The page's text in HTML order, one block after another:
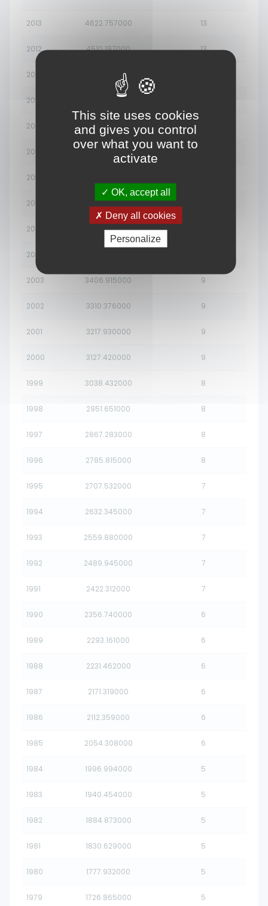
2013 4622.757000 13
2012 4510.197000 13
2011 4394.842000
2010
2009 4145.400000
2008
2007
2006 3745.143000
2005 3622.775000
2004
2003 3406.915000 9
2002 3310.376000 9
2001 3217.930000 9
2000 3127.420000 9
1999 3038.432000 8
1998 2951.651000 8
1997 2867.283000 8
1996 2785.815000 8
1995 2707.532000 7
1994 2632.345000 7
1993 2559.880000 7
1992 2489.945000 7
1991 2422.312000 7
1990 2356.740000 6
1989 2293.161000 6
1988 2231.462000 6
1987 2171.319000 6
1986 2112.359000 6
1985 2054.308000 6
1984 1996.994000 5
1983 1940.454000 5
1982 1884.873000 5
1981 1830.629000 5
1980 1777.932000 5
1979 1726.865000 5
This site uses cookies
and gives you control
over what you want to
activate
OK, accept all
Deny all cookies
Personalize